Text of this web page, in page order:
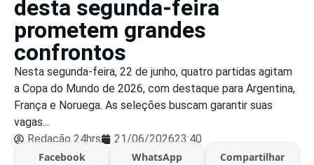
desta segunda-feira
prometem grandes
confrontos
Nesta segunda-feira, 22 de junho, quatro partidas agitam
a Copa do Mundo de 2026, com destaque para Argentina,
França e Noruega. As seleções buscam garantir suas
vagas...
Redação 24hrs
21/06/202623:40
Facebook
WhatsApp Compartilhar